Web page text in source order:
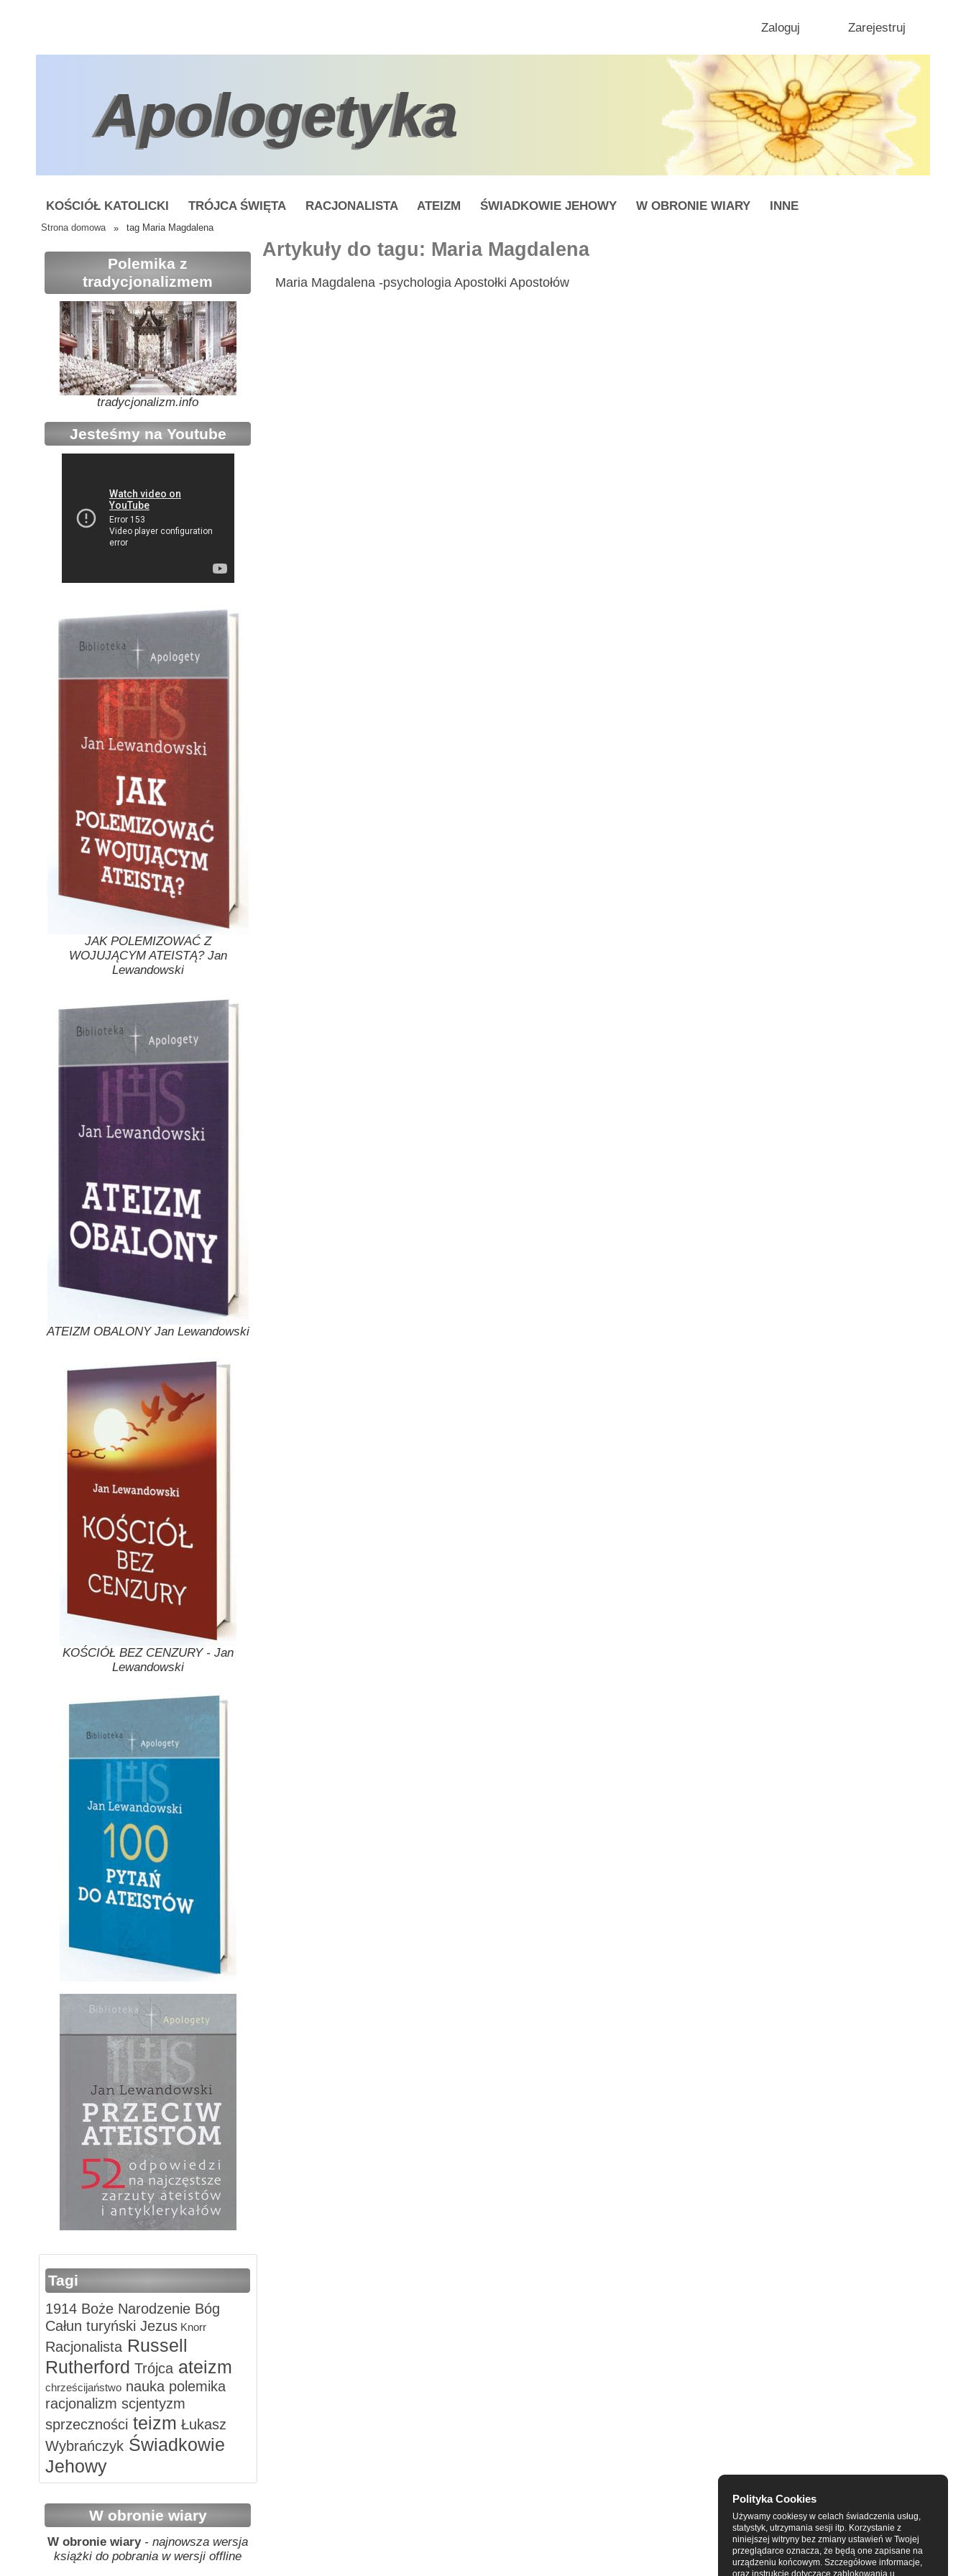
Zaloguj Zarejestruj
Apologetyka
KOŚCIÓŁ KATOLICKI TRÓJCA ŚWIĘTA RACJONALISTA ATEIZM ŚWIADKOWIE JEHOWY W OBRONIE WIARY INNE
Strona domowa » tag Maria Magdalena
Polemika z
tradycjonalizmem
tradycjonalizm.info
Jesteśmy na Youtube
JAK POLEMIZOWAĆ Z
WOJUJĄCYM ATEISTĄ? Jan
Lewandowski
ATEIZM OBALONY Jan Lewandowski
KOŚCIÓŁ BEZ CENZURY - Jan
Lewandowski
Tagi
1914 Boże Narodzenie Bóg
Całun turyński Jezus Knorr
Racjonalista Russell
Rutherford Trójca ateizm
chrześcijaństwo nauka polemika
racjonalizm scjentyzm
sprzeczności teizm Łukasz
Wybrańczyk Świadkowie
Jehowy
W obronie wiary
W obronie wiary- najnowsza wersja
książki do pobrania w wersji offline
Artykuły do tagu: Maria Magdalena
Maria Magdalena -psychologia Apostołki Apostołów
Polityka Cookies
Używamy cookiesy w celach świadczenia usług,
statystyk, utrzymania sesji itp. Korzystanie z
niniejszej witryny bez zmiany ustawień w Twojej
przeglądarce oznacza, że będą one zapisane na
urządzeniu końcowym. Szczegółowe informacje,